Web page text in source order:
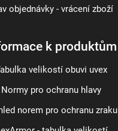
objednávky - vrácení zboží
k produktům
velikostí obuvi uvex
Normy pro ochranu hlavy
norem pro ochranu zraku